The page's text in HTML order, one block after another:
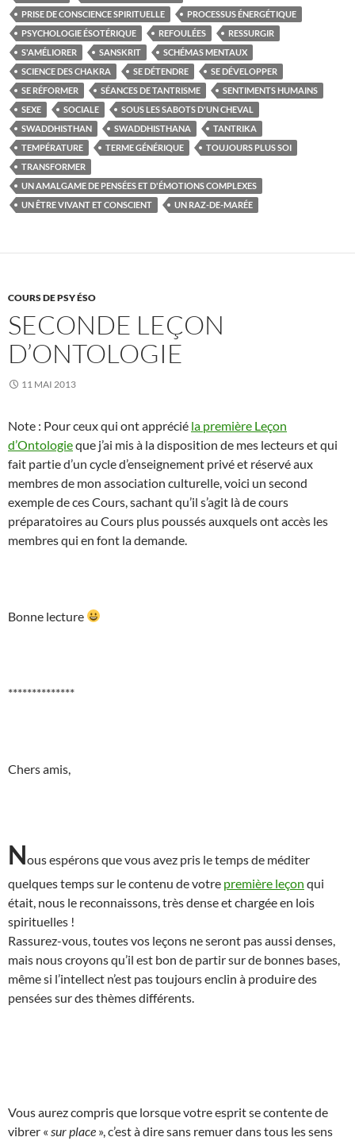
PRISE DE CONSCIENCE SPIRITUELLE
PROCESSUS ÉNERGÉTIQUE
PSYCHOLOGIE ÉSOTÉRIQUE
REFOULÉES
RESSURGIR
S'AMÉLIORER
SANSKRIT
SCHÉMAS MENTAUX
SCIENCE DES CHAKRA
SE DÉTENDRE
SE DÉVELOPPER
SE RÉFORMER
SÉANCES DE TANTRISME
SENTIMENTS HUMAINS
SEXE
SOCIALE
SOUS LES SABOTS D'UN CHEVAL
SWADDHISTHAN
SWADDHISTHANA
TANTRIKA
TEMPÉRATURE
TERME GÉNÉRIQUE
TOUJOURS PLUS SOI
TRANSFORMER
UN AMALGAME DE PENSÉES ET D'ÉMOTIONS COMPLEXES
UN ÊTRE VIVANT ET CONSCIENT
UN RAZ-DE-MARÉE
COURS DE PSY ÉSO
SECONDE LEÇON
D’ONTOLOGIE
11 MAI 2013
Note : Pour ceux qui ont apprécié la première Leçon
d’Ontologieque j’ai mis à la disposition de mes lecteurs et qui
fait partie d’un cycle d’enseignement privé et réservé aux
membres de mon association culturelle, voici un second
exemple de ces Cours, sachant qu’il s’agit là de cours
préparatoires au Cours plus poussés auxquels ont accès les
membres qui en font la demande.
Bonne lecture
**************
Chers amis,
Nous espérons que vous avez pris le temps de méditer
quelques temps sur le contenu de votre première leçon qui
était, nous le reconnaissons, très dense et chargée en lois
spirituelles !
Rassurez-vous, toutes vos leçons ne seront pas aussi denses,
mais nous croyons qu’il est bon de partir sur de bonnes bases,
même si l’intellect n’est pas toujours enclin à produire des
pensées sur des thèmes différents.
Vous aurez compris que lorsque votre esprit se contente de
vibrer « sur place », c’est à dire sans remuer dans tous les sens